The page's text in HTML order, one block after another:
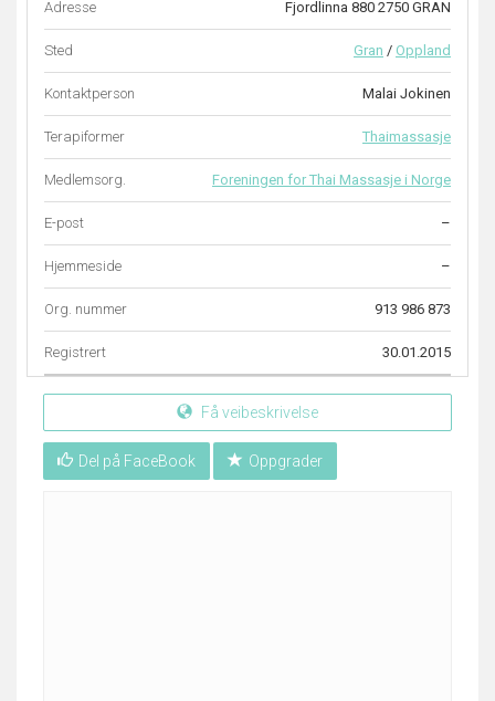
Adresse Fjordlinna 880 2750 GRAN
Sted Gran / Oppland
Kontaktperson Malai Jokinen
Terapiformer Thaimassasje
Medlemsorg. Foreningen for Thai Massasje i Norge
E-post –
Hjemmeside –
Org. nummer 913 986 873
Registrert 30.01.2015
Få veibeskrivelse
Del på FaceBook Oppgrader